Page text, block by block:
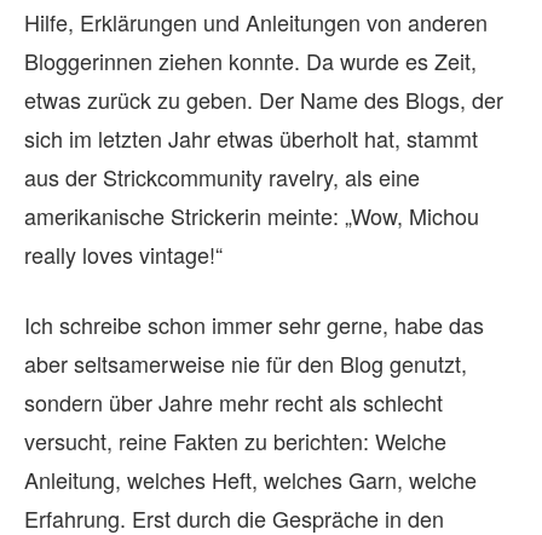
Hilfe, Erklärungen und Anleitungen von anderen
Bloggerinnen ziehen konnte. Da wurde es Zeit,
etwas zurück zu geben. Der Name des Blogs, der
sich im letzten Jahr etwas überholt hat, stammt
aus der Strickcommunity ravelry, als eine
amerikanische Strickerin meinte: „Wow, Michou
really loves vintage!“
Ich schreibe schon immer sehr gerne, habe das
aber seltsamerweise nie für den Blog genutzt,
sondern über Jahre mehr recht als schlecht
versucht, reine Fakten zu berichten: Welche
Anleitung, welches Heft, welches Garn, welche
Erfahrung. Erst durch die Gespräche in den